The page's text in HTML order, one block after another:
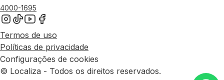
4000-1695
Termos de uso
Políticas de privacidade
Configurações de cookies
© Localiza - Todos os direitos reservados.